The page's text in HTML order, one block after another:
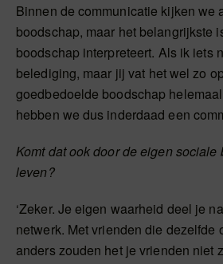
Binnen de communicatie kijken we
boodschap, maar het belangrijkste
boodschap interpreteert. Als ik iets
belediging, maar jij vat het wel zo
goedbedoelde boodschap
hebben we dus inderdaad een
Komt dat ook door de eigen
leven?
‘Zeker. Je eigen waarheid deel je
netwerk. Met vrienden die dezelfde
anders zouden het je vrienden niet